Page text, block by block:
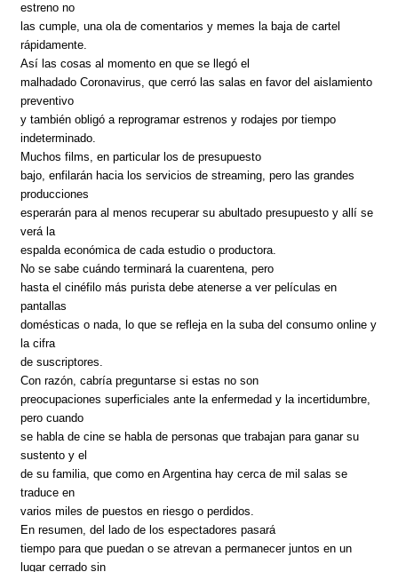
estreno no
las cumple, una ola de comentarios y memes la baja de cartel
rápidamente.
Así las cosas al momento en que se llegó el
malhadado Coronavirus, que cerró las salas en favor del aislamiento
preventivo
y también obligó a reprogramar estrenos y rodajes por tiempo
indeterminado.
Muchos films, en particular los de presupuesto
bajo, enfilarán hacia los servicios de streaming, pero las grandes
producciones
esperarán para al menos recuperar su abultado presupuesto y allí se
verá la
espalda económica de cada estudio o productora.
No se sabe cuándo terminará la cuarentena, pero
hasta el cinéfilo más purista debe atenerse a ver películas en
pantallas
domésticas o nada, lo que se refleja en la suba del consumo online y
la cifra
de suscriptores.
Con razón, cabría preguntarse si estas no son
preocupaciones superficiales ante la enfermedad y la incertidumbre,
pero cuando
se habla de cine se habla de personas que trabajan para ganar su
sustento y el
de su familia, que como en Argentina hay cerca de mil salas se
traduce en
varios miles de puestos en riesgo o perdidos.
En resumen, del lado de los espectadores pasará
tiempo para que puedan o se atrevan a permanecer juntos en un
lugar cerrado sin